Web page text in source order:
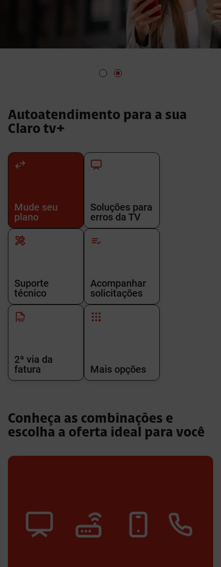
Autoatendimento para a sua
Claro tv+
Mude seu
plano
Soluções para
erros da TV
Suporte
técnico
Acompanhar
solicitações
2ª via da
fatura
Mais opções
Conheça as combinações e
escolha a oferta ideal para você